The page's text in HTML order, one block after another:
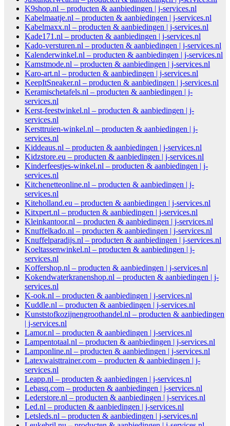
K9shop.nl – producten & aanbiedingen | j-services.nl
Kabelmaatje.nl – producten & aanbiedingen | j-services.nl
Kabelmaxx.nl – producten & aanbiedingen | j-services.nl
Kade171.nl – producten & aanbiedingen | j-services.nl
Kado-versturen.nl – producten & aanbiedingen | j-services.nl
Kalenderwinkel.nl – producten & aanbiedingen | j-services.nl
Kamstmode.nl – producten & aanbiedingen | j-services.nl
Karo-art.nl – producten & aanbiedingen | j-services.nl
KeepItSneaker.nl – producten & aanbiedingen | j-services.nl
Keramischetafels.nl – producten & aanbiedingen | j-
services.nl
Kerst-feestwinkel.nl – producten & aanbiedingen | j-
services.nl
Kersttruien-winkel.nl – producten & aanbiedingen | j-
services.nl
Kiddeaus.nl – producten & aanbiedingen | j-services.nl
Kidzstore.eu – producten & aanbiedingen | j-services.nl
Kinderfeestjes-winkel.nl – producten & aanbiedingen | j-
services.nl
Kitchenetteonline.nl – producten & aanbiedingen | j-
services.nl
Kiteholland.eu – producten & aanbiedingen | j-services.nl
Kitxpert.nl – producten & aanbiedingen | j-services.nl
Kleinkantoor.nl – producten & aanbiedingen | j-services.nl
Knuffelkado.nl – producten & aanbiedingen | j-services.nl
Knuffelparadijs.nl – producten & aanbiedingen | j-services.nl
Koeltassenwinkel.nl – producten & aanbiedingen | j-
services.nl
Koffershop.nl – producten & aanbiedingen | j-services.nl
Kokendwaterkranenshop.nl – producten & aanbiedingen | j-
services.nl
K-ook.nl – producten & aanbiedingen | j-services.nl
Kuddle.nl – producten & aanbiedingen | j-services.nl
Kunststofkozijnengroothandel.nl – producten & aanbiedingen
| j-services.nl
Lamor.nl – producten & aanbiedingen | j-services.nl
Lampentotaal.nl – producten & aanbiedingen | j-services.nl
Lamponline.nl – producten & aanbiedingen | j-services.nl
Latexwaisttrainer.com – producten & aanbiedingen | j-
services.nl
Leapp.nl – producten & aanbiedingen | j-services.nl
Lebasq.com – producten & aanbiedingen | j-services.nl
Lederstore.nl – producten & aanbiedingen | j-services.nl
Led.nl – producten & aanbiedingen | j-services.nl
Letsleds.nl – producten & aanbiedingen | j-services.nl